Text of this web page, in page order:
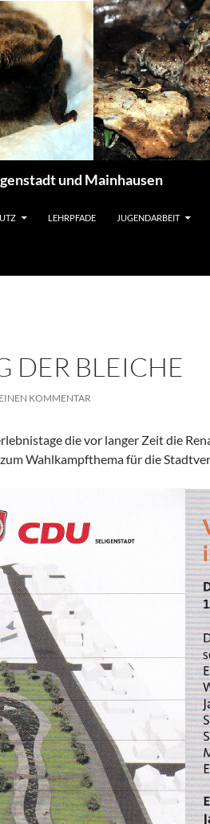
und Mainhausen
LEHRPFADE JUGENDARBEIT
DER BLEICHE
KOMMENTAR
die vor langer Zeit die
Wahlkampfthema für die